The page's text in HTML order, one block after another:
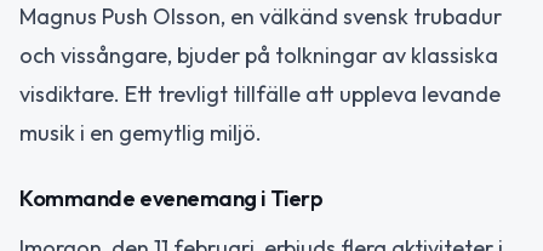
Magnus Push Olsson, en välkänd svensk trubadur
och vissångare, bjuder på tolkningar av klassiska
visdiktare. Ett trevligt tillfälle att uppleva levande
musik i en gemytlig miljö.
Kommande evenemang i Tierp